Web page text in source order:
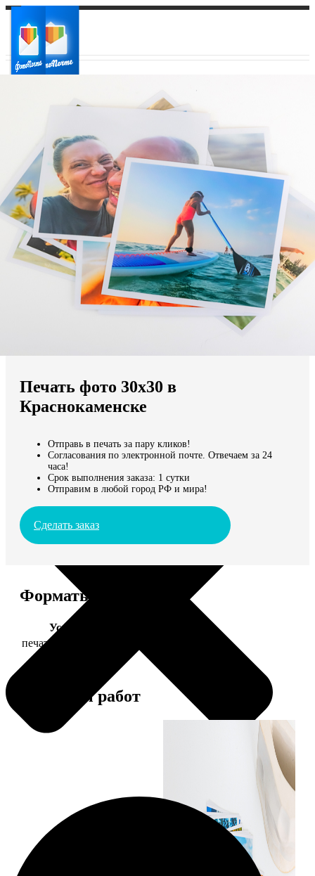
Ваш регион доставки
Выберите из списка:
Мы доставляем по всему миру
Продолжить без города
Печать фото 30х30 в
Краснокаменске
Отправь в печать за пару кликов!
Согласования по электронной почте. Отвечаем за 24
часа!
Срок выполнения заказа: 1 сутки
Отправим в любой город РФ и мира!
Сделать заказ
Форматы и цены
Услуга
печать фото 30х30
Примеры работ